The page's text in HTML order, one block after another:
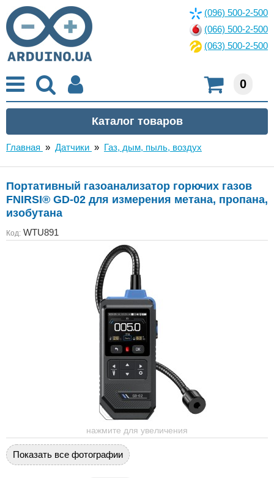
(096) 500-2-500
(066) 500-2-500
(063) 500-2-500
0
Главная » Датчики » Газ, дым, пыль, воздух
Портативный газоанализатор горючих газов
FNIRSI® GD-02 для измерения метана, пропана,
изобутана
Код: WTU891
нажмите для увеличения
Показать все фотографии